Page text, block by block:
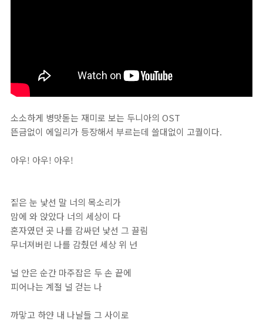
소소하게 병맛돋는 재미로 보는 두니아의 OST
뜬금없이 에일리가 등장해서 부르는데 쓸대없이 고퀄이다.
아우! 아우! 아우!
짙은 눈 낯선 말 너의 목소리가
맘에 와 앉았다 너의 세상이 다
혼자였던 곳 나를 감싸던 낯선 그 끌림
무너져버린 나를 감췄던 세상 위 넌
널 안은 순간 마주잡은 두 손 끝에
피어나는 계절 널 걷는 나
까맣고 하얀 내 나날들 그 사이로